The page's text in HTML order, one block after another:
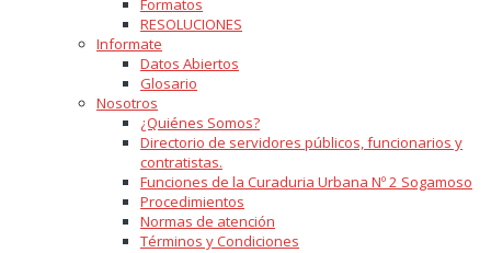
Formatos
RESOLUCIONES
Informate
Datos Abiertos
Glosario
Nosotros
¿Quiénes Somos?
Directorio de servidores públicos, funcionarios y
contratistas.
Funciones de la Curaduria Urbana Nº 2 Sogamoso
Procedimientos
Normas de atención
Términos y Condiciones